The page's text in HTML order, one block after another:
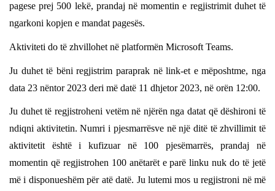
pagese prej 500 lekë, prandaj në momentin e regjistrimit duhet të
ngarkoni kopjen e mandat pagesës.
Aktiviteti do të zhvillohet në platformën Microsoft Teams.
Ju duhet të bëni regjistrim paraprak në link-et e mëposhtme, nga
data 23 nëntor 2023 deri më datë 11 dhjetor 2023, në orën 12:00.
Ju duhet të regjistroheni vetëm në njërën nga datat që dëshironi të
ndiqni aktivitetin. Numri i pjesmarrësve në një ditë të zhvillimit të
aktivitetit është i kufizuar në 100 pjesëmarrës, prandaj në
momentin që regjistrohen 100 anëtarët e parë linku nuk do të jetë
më i disponueshëm për atë datë. Ju lutemi mos u regjistroni në më